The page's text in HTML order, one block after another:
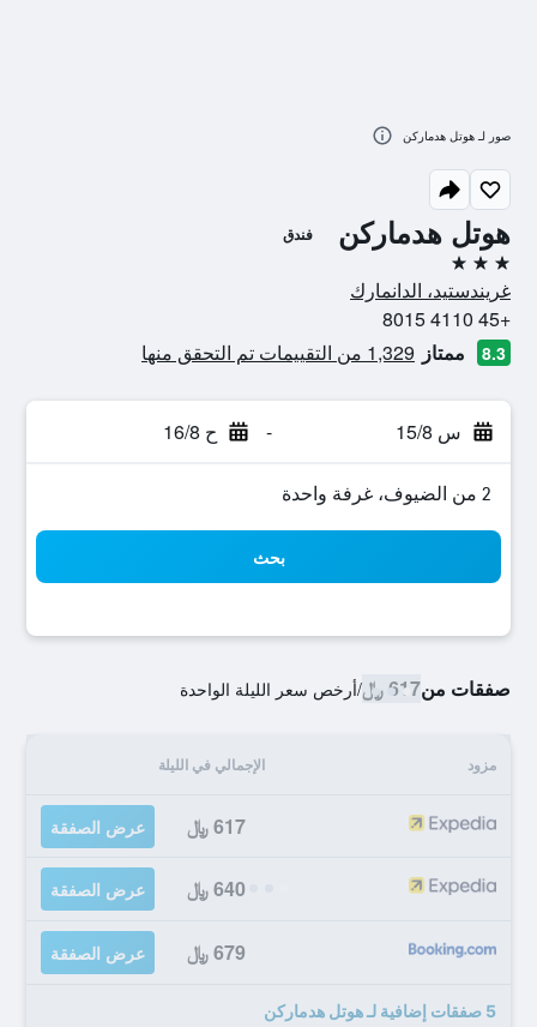
هوتل هدماركن فندق
3 نجوم
غريندستيد، الدانمارك
+45 4110 8015
8.3 ممتاز 1,329 من التقييمات تم التحقق منها
س 15/8 - ح 16/8
2 من الضيوف، غرفة واحدة
بحث
صفقات من617 ﷼ /أرخص سعر الليلة الواحدة
مزود الإجمالي في الليلة
617 ﷼ عرض الصفقة
640 ﷼ عرض الصفقة
679 ﷼ عرض الصفقة
5 صفقات إضافية لـ هوتل هدماركن
صور لـ هوتل هدماركن